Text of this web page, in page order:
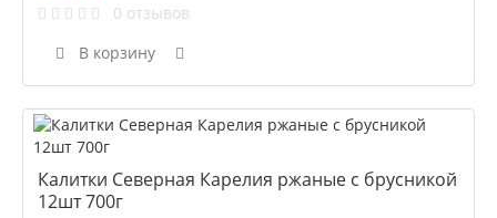
0 отзывов
В корзину
Калитки Северная Карелия ржаные с брусникой
12шт 700г